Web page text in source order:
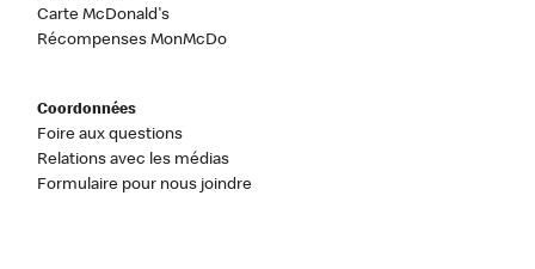
Carte McDonald's
Récompenses MonMcDo
Coordonnées
Foire aux questions
Relations avec les médias
Formulaire pour nous joindre